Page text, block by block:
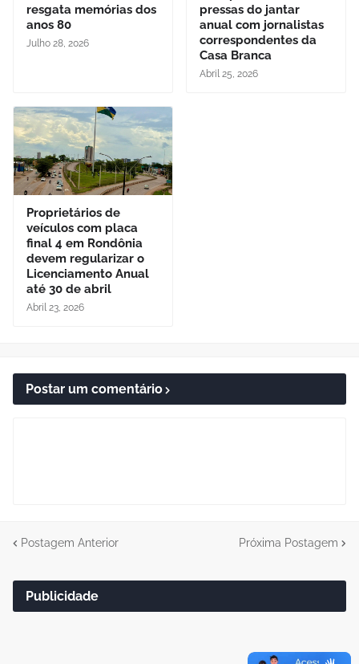
resgata memórias dos
anos 80
Julho 28, 2026
pressas do jantar
anual com jornalistas
correspondentes da
Casa Branca
Abril 25, 2026
Proprietários de
veículos com placa
final 4 em Rondônia
devem regularizar o
Licenciamento Anual
até 30 de abril
Abril 23, 2026
Postar um comentário
Postagem Anterior Próxima Postagem
Publicidade